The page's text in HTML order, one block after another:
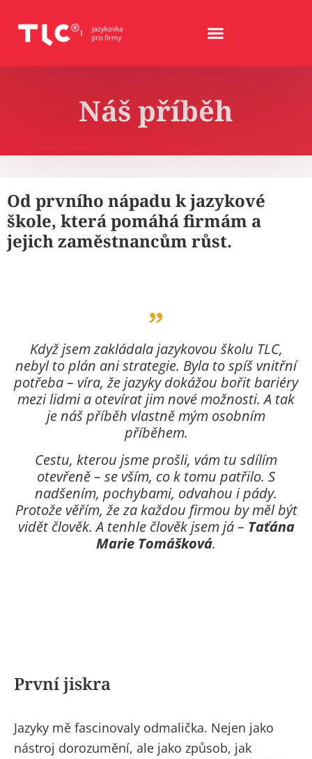
Náš příběh
Od prvního nápadu k jazykové
škole, která pomáhá firmám a
jejich zaměstnancům růst.
Když jsem zakládala jazykovou školu TLC,
nebyl to plán ani strategie. Byla to spíš vnitřní
potřeba – víra, že jazyky dokážou bořit bariéry
mezi lidmi a otevírat jim nové možnosti. A tak
je náš příběh vlastně mým osobním
příběhem.
Cestu, kterou jsme prošli, vám tu sdílím
otevřeně – se vším, co k tomu patřilo. S
nadšením, pochybami, odvahou i pády.
Protože věřím, že za každou firmou by měl být
vidět člověk. A tenhle člověk jsem já – Taťána
Marie Tomášková.
První jiskra
Jazyky mě fascinovaly odmalička. Nejen jako
nástroj dorozumění, ale jako způsob, jak